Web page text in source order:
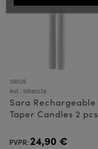
SIRIUS
Ref.: SIR80238
Sara Rechargeable
Taper Candles 2 pcs
PVPR: 24,90 €